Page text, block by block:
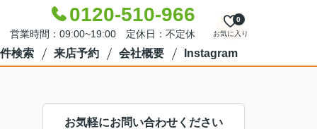
0120-510-966
営業時間：09:00~19:00 定休日：不定休 お気に入り
0
検索 来店予約 会社概要 Instagram
お気軽にお問い合わせください